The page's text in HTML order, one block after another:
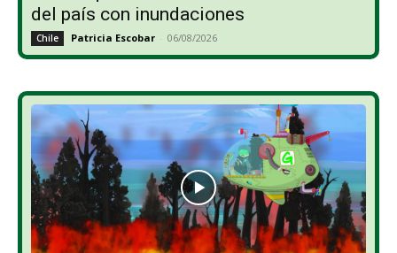
del país con inundaciones
Chile Patricia Escobar - 06/08/2026